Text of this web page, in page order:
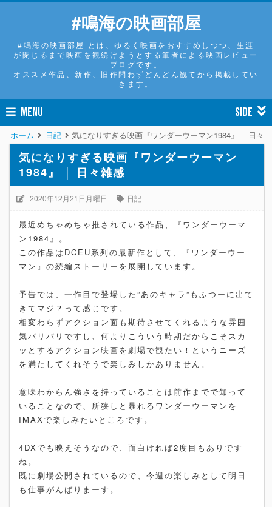
#鳴海の映画部屋
#鳴海の映画部屋 とは、ゆるく映画をおすすめしつつ、生涯
が閉じるまで映画を観続けようとする筆者による映画レビュー
ブログです。
オススメ作品、新作、旧作問わずどんどん観てから掲載してい
きます。
MENU SIDE
ホーム 日記 気になりすぎる映画『ワンダーウーマン1984』 │ 日々
気になりすぎる映画『ワンダーウーマン
1984』 │ 日々雑感
2020年12月21日月曜日 日記
最近めちゃめちゃ推されている作品、『ワンダーウーマ
ン1984』。
この作品はDCEU系列の最新作として、『ワンダーウー
マン』の続編ストーリーを展開しています。
予告では、一作目で登場した”あのキャラ”もふつーに出て
きてマジ？って感じです。
相変わらずアクション面も期待させてくれるような雰囲
気バリバリですし、何よりこういう時期だからこそスカ
ッとするアクション映画を劇場で観たい！というニーズ
を満たしてくれそうで楽しみしかありません。
意味わからん強さを持っていることは前作までで知って
いることなので、所狭しと暴れるワンダーウーマンを
IMAXで楽しみたいところです。
4DXでも映えそうなので、面白ければ2度目もありです
ね。
既に劇場公開されているので、今週の楽しみとして明日
も仕事がんばりまーす。